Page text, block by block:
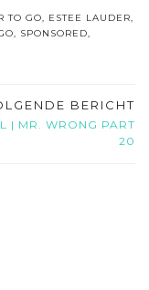
TO GO, ESTEE LAUDER,
, SPONSORED,
BERICHT
| MR. WRONG PART
20